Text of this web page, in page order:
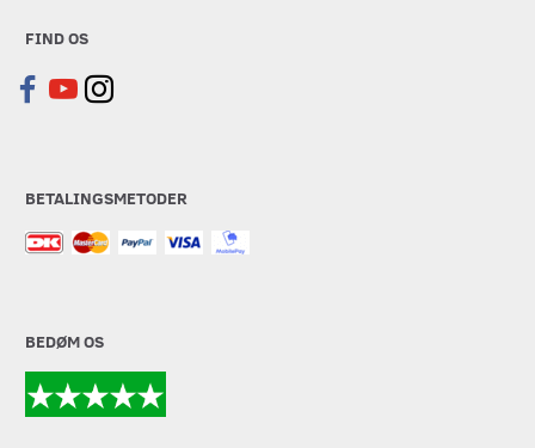
FIND OS
BETALINGSMETODER
BEDØM OS